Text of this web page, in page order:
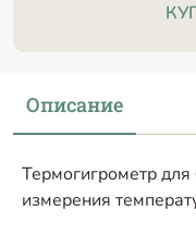
Описание
Термогигрометр для
измерения